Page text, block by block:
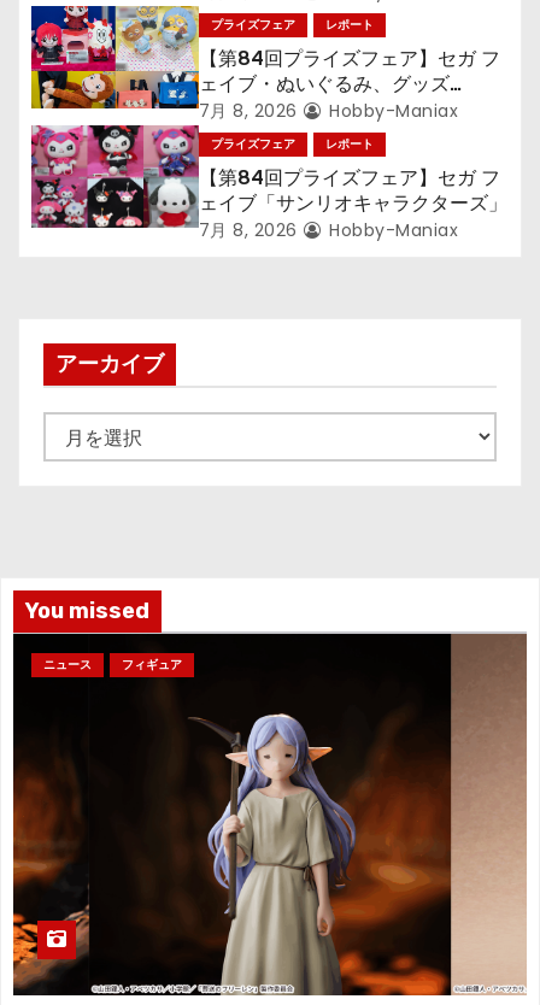
ン
語〉シリーズ』「初音ミク」
プライズフェア レポート
【第84回プライズフェア】セガ フ
ェイブ・ぬいぐるみ、グッズ
『LiSA』『ミニオン』『おさるの
ジョージ』『ポケットモンスター』
7月 8, 2026 Hobby-Maniax
プライズフェア レポート
【第84回プライズフェア】セガ フ
ェイブ「サンリオキャラクターズ」
7月 8, 2026 Hobby-Maniax
アーカイブ
ー
You missed
ニュース フィギュア